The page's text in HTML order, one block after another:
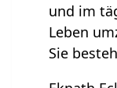
und im
Leben
Sie